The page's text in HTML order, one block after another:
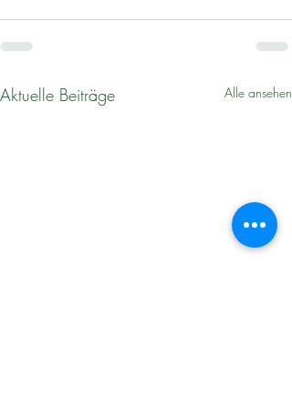
Aktuelle Beiträge Alle ansehen